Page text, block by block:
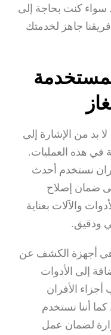
سواء كنت بحاجة إلى
جاهز لخدمتك
لا بد من الإشارة إلى
في هذه العمليات.
نستخدم أحدث
ضمان إصلاح
والآلات بعناية
ودقيق.
هي أجهزة الكشف عن
إلى الأدوات
الأفران
أننا نستخدم
لضمان عمل